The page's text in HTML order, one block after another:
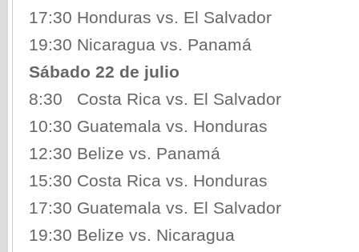
17:30 Honduras vs. El Salvador
19:30 Nicaragua vs. Panamá
Sábado 22 de julio
8:30 Costa Rica vs. El Salvador
10:30 Guatemala vs. Honduras
12:30 Belize vs. Panamá
15:30 Costa Rica vs. Honduras
17:30 Guatemala vs. El Salvador
19:30 Belize vs. Nicaragua